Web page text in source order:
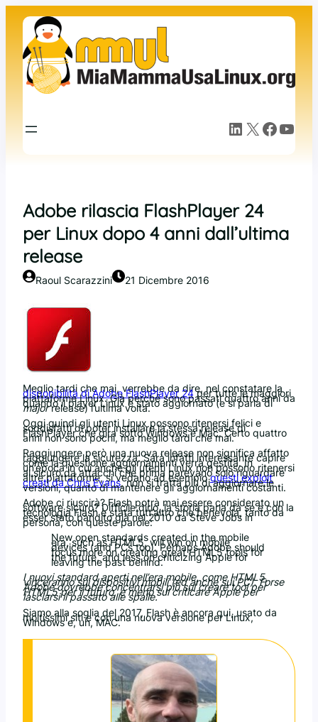
contenuto
LinkedIn X Facebook YouTube
Adobe rilascia FlashPlayer 24
per Linux dopo 4 anni dall’ultima
release
Raoul Scarazzini 21 Dicembre 2016
Meglio tardi che mai, verrebbe da dire, nel constatare la
disponibilità di Adobe FlashPlayer 24per tutte le maggiori
piattaforme Linux. Già perché sono passati quattro anni da
quando il player Linux è stato aggiornato (e si parla di
majorrelease) l’ultima volta.
Oggi quindi gli utenti Linux possono ritenersi felici e
soddisfatti di poter installare la stessa release di
FlashPlayer che gira sotto Windows e Mac. Certo quattro
anni non sono pochi, ma meglio tardi che mai.
Raggiungere però una nuova release non significa affatto
raggiungere la sicurezza. Sarà infatti interessante capire
come la questione aggiornamenti verrà gestita. In
un’epoca in cui anche gli utenti Linux non possono ritenersi
al sicuro da attacchi che prima parevano solo riguardare
altre piattaforme, si vedano ad esempioquesti exploit
creati da Chris Evans, non si tratta più di aggiornare le
versioni, quanto di mantenere gli aggiornamenti costanti.
Adobe ci riuscirà? Flash potrà mai essere considerato un
software sicuro? Difficile dirlo, la storia parla da se e con la
tecnologia Flash è stata tutt’altro che benevola, tanto da
esser stato bandito già nel 2010 da Steve Jobs in
persona, con queste parole:
New open standards created in the mobile
era, such as HTML5, will win on mobile
devices (and PCs too). Perhaps Adobe should
focus more on creating great HTML5 tools for
the future, and less on criticizing Apple for
leaving the past behind.
I nuovi standard aperti nell’era mobile, come HTML5,
vinceranno sui dispositivi mobili (ed anche sui PC). Forse
Adobe dovrebbe concentrarsi più sul creare tool per
HTML5 per il futuro, e meno sul criticare Apple per
lasciarsi il passato alle spalle.
Siamo alla soglia del 2017, Flash è ancora qui, usato da
moltissimi siti e con una nuova versione per Linux,
Windows e, uh, MAC.